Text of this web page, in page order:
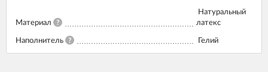
Материал ?
Натуральный
латекс
Наполнитель ? Гелий